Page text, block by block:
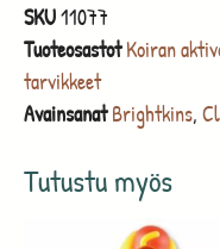
Tutustu myös
SKU11077
Tuoteosastot Koiran
tarvikkeet
Avainsanat Brightkins,